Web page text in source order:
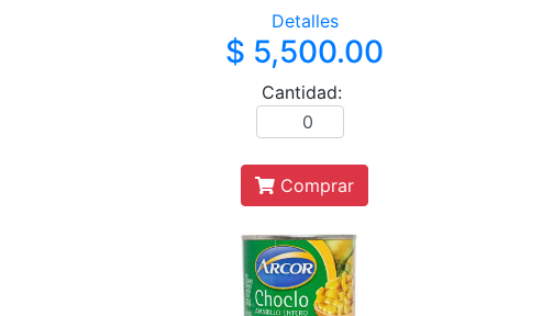
Detalles
$ 5,500.00
Cantidad:
Comprar